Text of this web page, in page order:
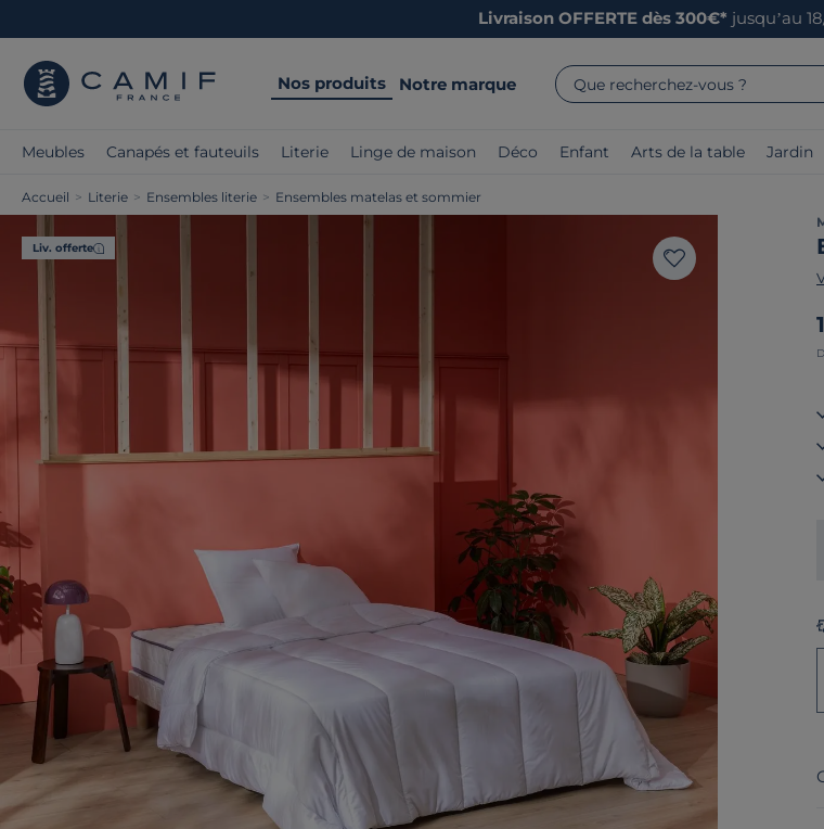
Livraison OFFERTE dès 300€* jusqu’au
Nos produits Notre marque Que recherchez-vous ?
Meubles Canapés et fauteuils Literie Linge de maison Déco Enfant Arts de la table Jardin
Accueil > Literie > Ensembles literie > Ensembles matelas et sommier
Liv. offerte